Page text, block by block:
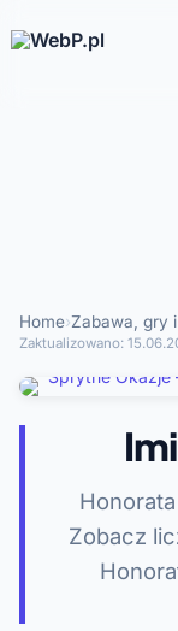
Home›Zabawa, gry
Zaktualizowano:
Zobacz